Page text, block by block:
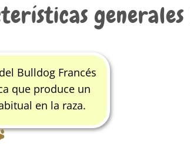
generales
Bulldog Francés
que produce un
en la raza.